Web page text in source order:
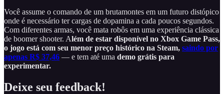
Você assume o comando de um brutamontes em um futuro distópico
onde é necessário ter cargas de dopamina a cada poucos segundos.
Com diferentes armas, você mata robôs em uma experiência clássica
de boomer shooter. Além de estar disponível no Xbox Game Pass,
o jogo está com seu menor preço histórico na Steam, saindo por
apenas R$ 37,46 — e tem até uma demo grátis para
experimentar.
Deixe seu feedback!